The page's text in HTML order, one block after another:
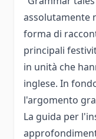
assolutamente
forma di
principali
in unità che
inglese. In
l'argomento
La guida per